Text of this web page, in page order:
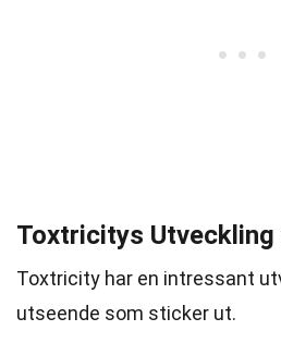
Toxtricitys Utveckling
Toxtricity har en intressant
utseende som sticker ut.